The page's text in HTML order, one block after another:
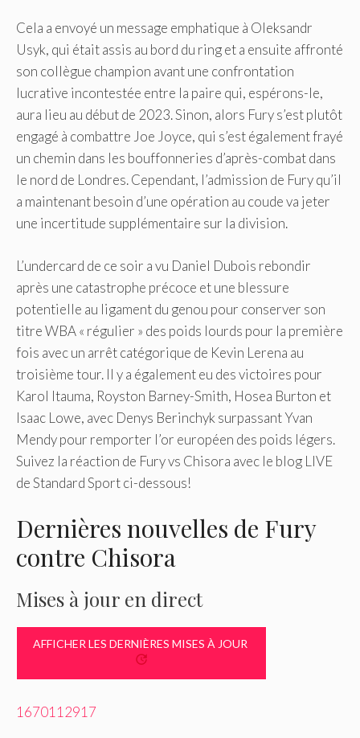
Cela a envoyé un message emphatique à Oleksandr
Usyk, qui était assis au bord du ring et a ensuite affronté
son collègue champion avant une confrontation
lucrative incontestée entre la paire qui, espérons-le,
aura lieu au début de 2023. Sinon, alors Fury s’est plutôt
engagé à combattre Joe Joyce, qui s’est également frayé
un chemin dans les bouffonneries d’après-combat dans
le nord de Londres. Cependant, l’admission de Fury qu’il
a maintenant besoin d’une opération au coude va jeter
une incertitude supplémentaire sur la division.
L’undercard de ce soir a vu Daniel Dubois rebondir
après une catastrophe précoce et une blessure
potentielle au ligament du genou pour conserver son
titre WBA « régulier » des poids lourds pour la première
fois avec un arrêt catégorique de Kevin Lerena au
troisième tour. Il y a également eu des victoires pour
Karol Itauma, Royston Barney-Smith, Hosea Burton et
Isaac Lowe, avec Denys Berinchyk surpassant Yvan
Mendy pour remporter l’or européen des poids légers.
Suivez la réaction de Fury vs Chisora ​​avec le blog LIVE
de Standard Sport ci-dessous!
Dernières nouvelles de Fury
contre Chisora
Mises à jour en direct
AFFICHER LES DERNIÈRES MISES À JOUR
1670112917